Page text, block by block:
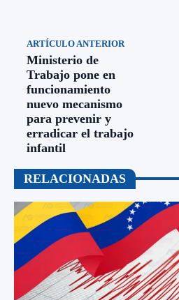
ARTÍCULO ANTERIOR
Ministerio de
Trabajo pone en
funcionamiento
nuevo mecanismo
para prevenir y
erradicar el trabajo
infantil
RELACIONADAS